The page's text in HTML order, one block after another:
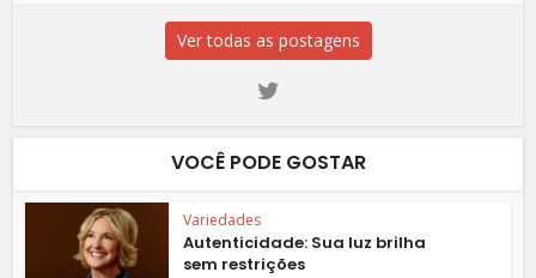
Ver todas as postagens
VOCÊ PODE GOSTAR
Variedades
Autenticidade: Sua luz brilha
sem restrições